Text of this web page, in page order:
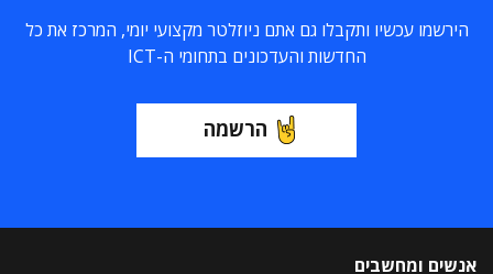
הירשמו עכשיו ותקבלו גם אתם ניוזלטר מקצועי יומי, המרכז את כל
החדשות והעדכונים בתחומי ה-ICT
הרשמה
אנשים ומחשבים